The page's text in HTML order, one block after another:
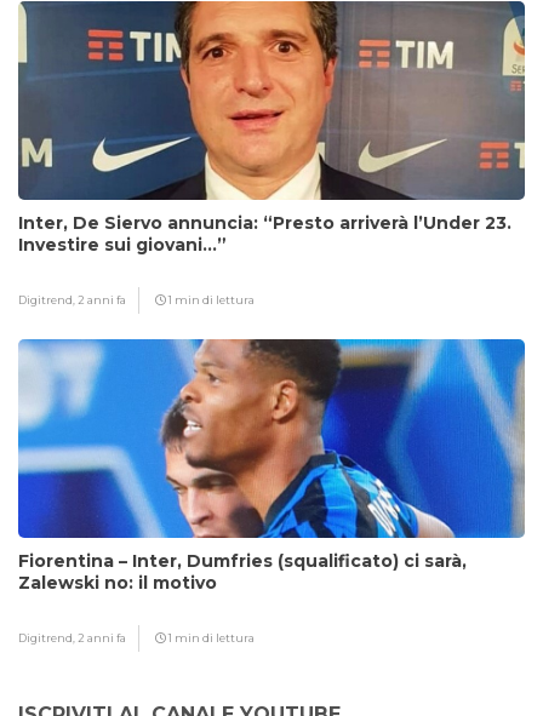
Inter, De Siervo annuncia: “Presto arriverà l’Under 23.
Investire sui giovani…”
Digitrend, 2 anni fa 1 min di lettura
Fiorentina – Inter, Dumfries (squalificato) ci sarà,
Zalewski no: il motivo
Digitrend, 2 anni fa 1 min di lettura